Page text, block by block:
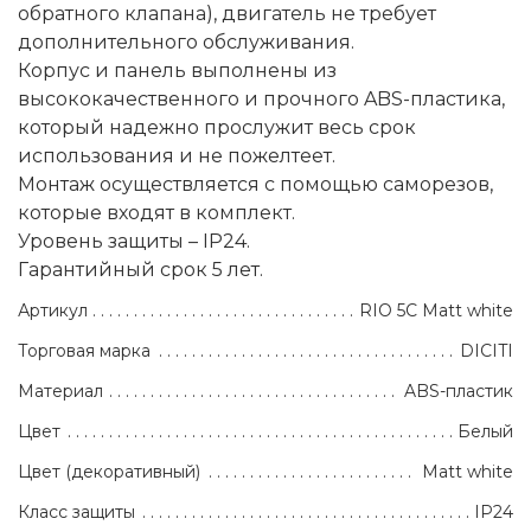
обратного клапана), двигатель не требует
дополнительного обслуживания.
Корпус и панель выполнены из
высококачественного и прочного ABS-пластика,
который надежно прослужит весь срок
использования и не пожелтеет.
Монтаж осуществляется с помощью саморезов,
которые входят в комплект.
Уровень защиты – IP24.
Гарантийный срок 5 лет.
Артикул
RIO 5C Matt white
Торговая марка
DICITI
Материал
ABS-пластик
Цвет
Белый
Цвет (декоративный)
Matt white
Класс защиты
IP24